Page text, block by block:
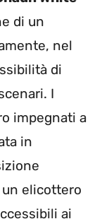
di un
nel
di
I
impegnati a
in
elicottero
ai